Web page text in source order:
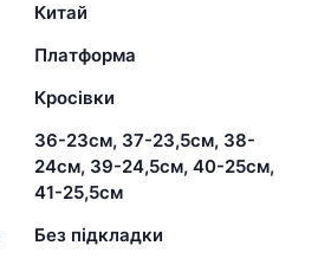
Китай
Платформа
Кросівки
36-23см, 37-23,5см, 38-
24см, 39-24,5см, 40-25см,
41-25,5см
Без підкладки